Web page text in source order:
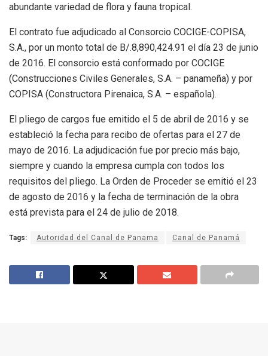
abundante variedad de flora y fauna tropical.
El contrato fue adjudicado al Consorcio COCIGE-COPISA,
S.A., por un monto total de B/.8,890,424.91 el día 23 de junio
de 2016. El consorcio está conformado por COCIGE
(Construcciones Civiles Generales, S.A. – panameña) y por
COPISA (Constructora Pirenaica, S.A. – española).
El pliego de cargos fue emitido el 5 de abril de 2016 y se
estableció la fecha para recibo de ofertas para el 27 de
mayo de 2016. La adjudicación fue por precio más bajo,
siempre y cuando la empresa cumpla con todos los
requisitos del pliego. La Orden de Proceder se emitió el 23
de agosto de 2016 y la fecha de terminación de la obra
está prevista para el 24 de julio de 2018.
Tags: Autoridad del Canal de Panama Canal de Panamá